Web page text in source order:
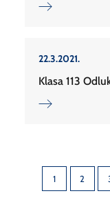
22.3.2021.
Klasa 113
1 2